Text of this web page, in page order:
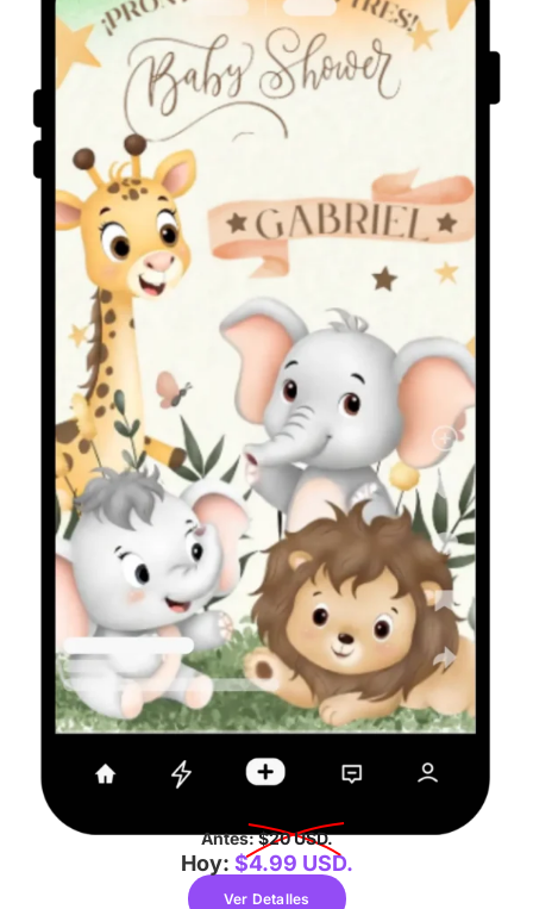
Hoy: $4.99 USD.
Ver Detalles
Antes:$20 USD.